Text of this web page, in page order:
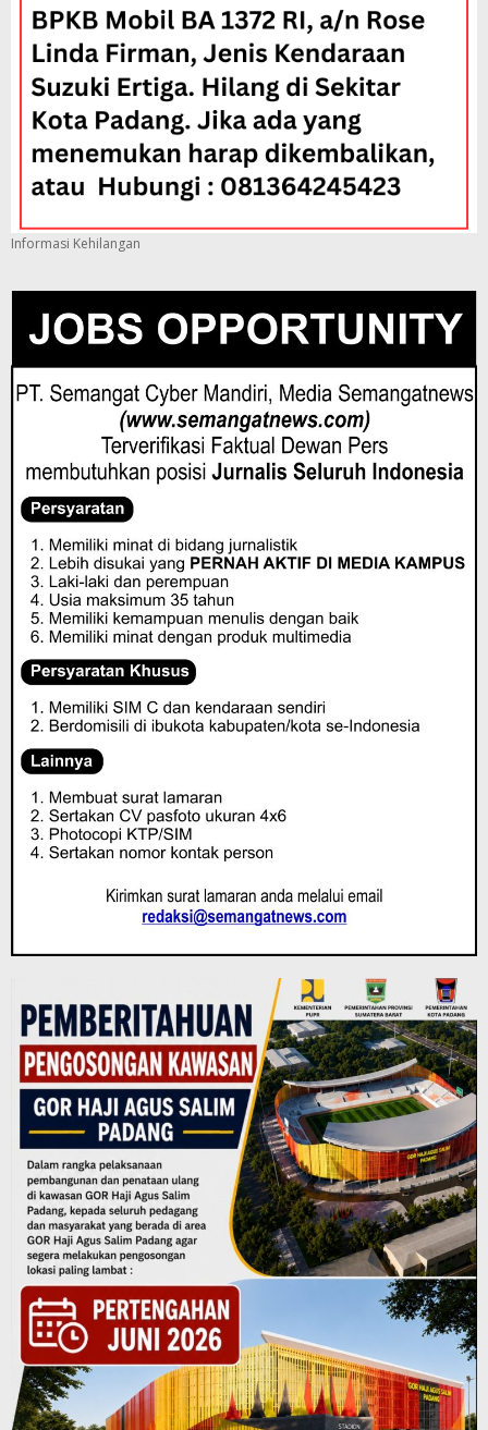
Informasi Kehilangan